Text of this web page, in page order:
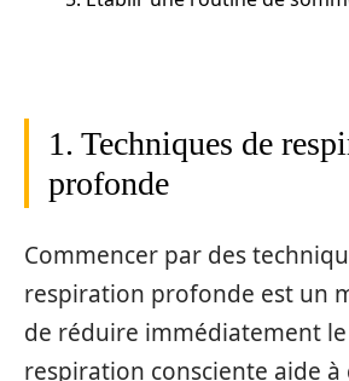
1. Techniques de
profonde
Commencer par des
respiration profonde est un
de réduire immédiatement le
respiration consciente aide à